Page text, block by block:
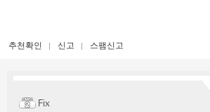
추천확인 신고 스팸신고
Fix